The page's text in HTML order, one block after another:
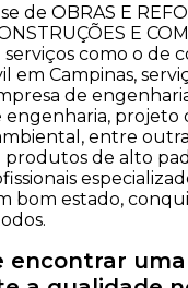
de OBRAS E
E
como o de
em Campinas,
de
engenharia, projeto
entre
de alto
bom estado,
encontrar